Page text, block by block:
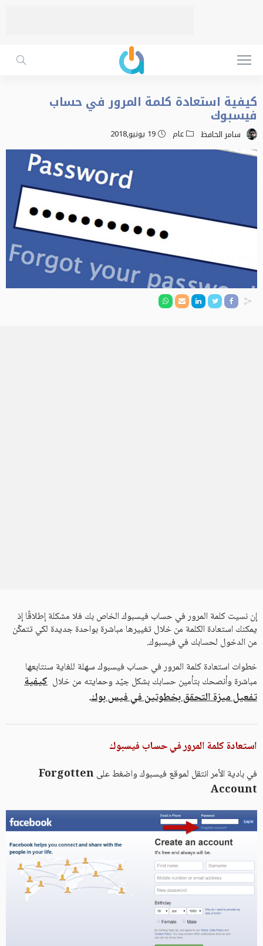
كيفية استعادة كلمة المرور في حساب
فيسبوك
سامر الحافظ عام 19 يونيو,2018
إن نسيت كلمة المرور في حساب فيسبوك الخاص بك فلا مشكلة إطلاقًا إذ
يمكنك استعادة الكلمة من خلال تغييرها مباشرة بواحدة جديدة لكي تتمكّن
من الدخول لحسابك في فيسبوك.
خطوات استعادة كلمة المرور في حساب فيسبوك سهلة للغاية سنتابعها
مباشرة وأنصحك بتأمين حسابك بشكل جيّد وحمايته من خلال كيفية
تفعيل ميزة التحقق بخطوتين في فيس بوك.
استعادة كلمة المرور في حساب فيسبوك
في بادية الأمر انتقل لموقع فيسبوك واضغط على Forgotten
Account